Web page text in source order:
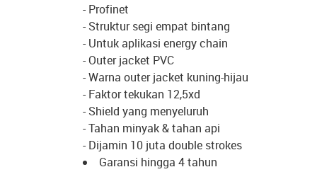
- Profinet
- Struktur segi empat bintang
- Untuk aplikasi energy chain
- Outer jacket PVC
- Warna outer jacket kuning-hijau
- Faktor tekukan 12,5xd
- Shield yang menyeluruh
- Tahan minyak & tahan api
- Dijamin 10 juta double strokes
Garansi hingga 4 tahun